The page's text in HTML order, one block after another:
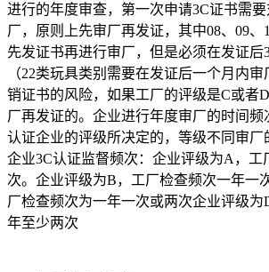
进行的年度审查，第一次申请3C证书需
厂，原则上先审厂再发证，其中08、09、
先发证书再进行审厂，但是必须在发证后
（22类玩具类别需要在发证后一个月内
销证书的风险，如果工厂的评级是C或者
厂再发证的。企业进行年度审厂的时间
认证企业的评级所决定的，等级不同审厂
企业3C认证监督频次：企业评级为A，工
次。企业评级为B，工厂检查频次一年一
厂检查频次为一年一次或两次企业评级
年至少两次